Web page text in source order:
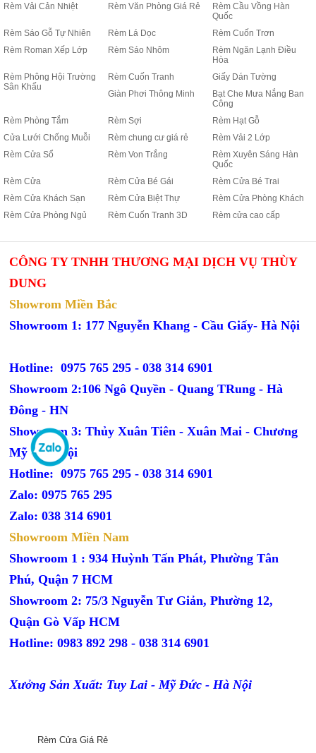
Rèm Vải Cản Nhiệt Rèm Văn Phòng Giá Rẻ
Rèm Cầu Vồng Hàn
Quốc
Rèm Sáo Gỗ Tự Nhiên
Rèm Lá Dọc
Rèm Cuốn Trơn
Rèm Roman Xếp Lớp
Rèm Sáo Nhôm
Rèm Ngăn Lạnh Điều
Hòa
Rèm Phông Hội Trường
Sân Khấu
Rèm Cuốn Tranh
Giấy Dán Tường
Giàn Phơi Thông Minh
Bạt Che Mưa Nắng Ban
Công
Rèm Phòng Tắm
Rèm Sợi
Rèm Hạt Gỗ
Cửa Lưới Chống Muỗi
Rèm chung cư giá rẻ
Rèm Vải 2 Lớp
Rèm Cửa Sổ
Rèm Von Trắng
Rèm Xuyên Sáng Hàn
Quốc
Rèm Cửa
Rèm Cửa Bé Gái
Rèm Cửa Bé Trai
Rèm Cửa Khách Sạn
Rèm Cửa Biệt Thự
Rèm Cửa Phòng Khách
Rèm Cửa Phòng Ngủ
Rèm Cuốn Tranh 3D Rèm cửa cao cấp
CÔNG TY TNHH THƯƠNG MẠI DỊCH VỤ THÙY
DUNG
Showrom Miền Bắc
Showroom 1: 177 Nguyễn Khang - Cầu Giấy- Hà Nội
Hotline: 0975 765 295 -038 314 6901
Showroom 2:106 Ngô Quyền - Quang TRung - Hà
Đông - HN
Showroom 3: Thủy Xuân Tiên - Xuân Mai - Chương
Mỹ - Hà Nội
Hotline: 0975 765 295 -038 314 6901
Zalo: 0975 765 295
Zalo: 038 314 6901
Showroom Miền Nam
Showroom 1 : 934 Huỳnh Tấn Phát, Phường Tân
Phú, Quận 7 HCM
Showroom 2: 75/3 Nguyễn Tư Giản, Phường 12,
Quận Gò Vấp HCM
Hotline: 0983 892 298 - 038 314 6901
Xưởng Sản Xuất: Tuy Lai - Mỹ Đức - Hà Nội
Rèm Cửa Giá Rẻ